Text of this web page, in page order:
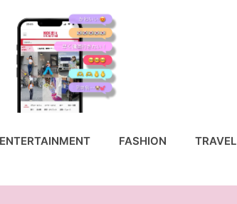
ENTERTAINMENT FASHION TRAVEL